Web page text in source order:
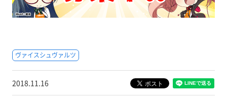
ヴァイスシュヴァルツ
2018.11.16